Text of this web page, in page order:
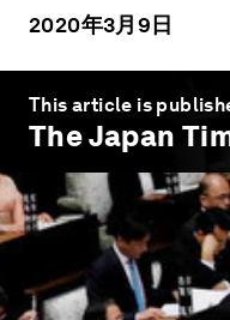
2020年3月9日
This article is
The Japan